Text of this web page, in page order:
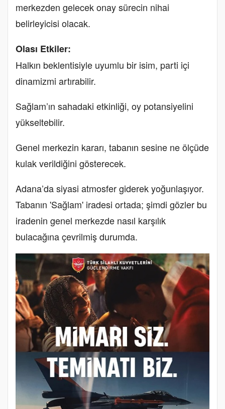
merkezden gelecek onay sürecin nihai
belirleyicisi olacak.
Olası Etkiler:
Halkın beklentisiyle uyumlu bir isim, parti içi
dinamizmi artırabilir.
Sağlam’ın sahadaki etkinliği, oy potansiyelini
yükseltebilir.
Genel merkezin kararı, tabanın sesine ne ölçüde
kulak verildiğini gösterecek.
Adana’da siyasi atmosfer giderek yoğunlaşıyor.
Tabanın 'Sağlam' iradesi ortada; şimdi gözler bu
iradenin genel merkezde nasıl karşılık
bulacağına çevrilmiş durumda.